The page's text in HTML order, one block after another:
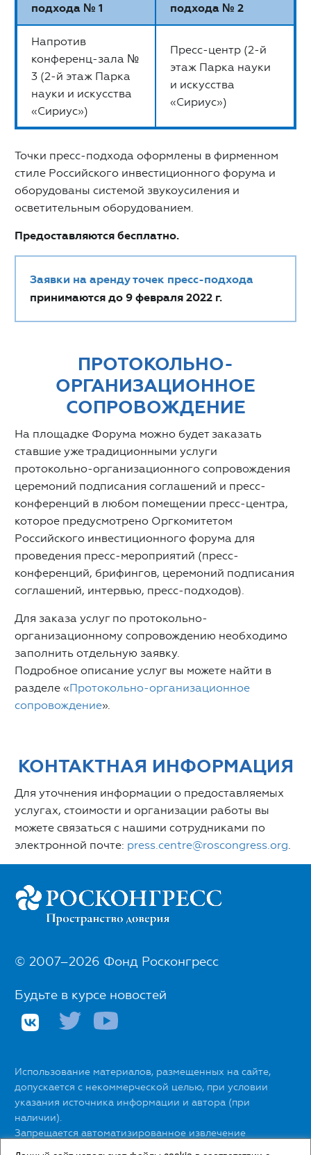
подхода № 1
подхода № 2
Напротив
конференц-зала №
3 (2-й этаж Парка
науки и искусства
«Сириус»)
Пресс-центр (2-й
этаж Парка науки
и искусства
«Сириус»)
Точки пресс-подхода оформлены в фирменном
стиле Российского инвестиционного форума и
оборудованы системой звукоусиления и
осветительным оборудованием.
Предоставляются бесплатно.
Заявки на аренду точек пресс-подхода
принимаются до 9 февраля 2022 г.
ПРОТОКОЛЬНО-
ОРГАНИЗАЦИОННОЕ
СОПРОВОЖДЕНИЕ
На площадке Форума можно будет заказать
ставшие уже традиционными услуги
протокольно-организационного сопровождения
церемоний подписания соглашений и пресс-
конференций в любом помещении пресс-центра,
которое предусмотрено Оргкомитетом
Российского инвестиционного форума для
проведения пресс-мероприятий (пресс-
конференций, брифингов, церемоний подписания
соглашений, интервью, пресс-подходов).
Для заказа услуг по протокольно-
организационному сопровождению необходимо
заполнить отдельную заявку.
Подробное описание услуг вы можете найти в
разделе «Протокольно-организационное
сопровождение».
КОНТАКТНАЯ ИНФОРМАЦИЯ
Для уточнения информации о предоставляемых
услугах, стоимости и организации работы вы
можете связаться с нашими сотрудниками по
электронной почте: press.centre@roscongress.org
© 2007–2026 Фонд Росконгресс
Будьте в курсе новостей
Использование материалов, размещенных на сайте,
допускается с некоммерческой целью, при условии
указания источника информации и автора (при
наличии).
Запрещается автоматизированное извлечение